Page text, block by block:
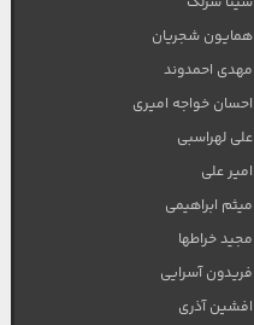
همایون شجریان
مهدی احمدوند
احسان خواجه امیری
علی لهراسبی
امیر علی
میثم ابراهیمی
مجید خراطها
فریدون آسرایی
افشین آذری